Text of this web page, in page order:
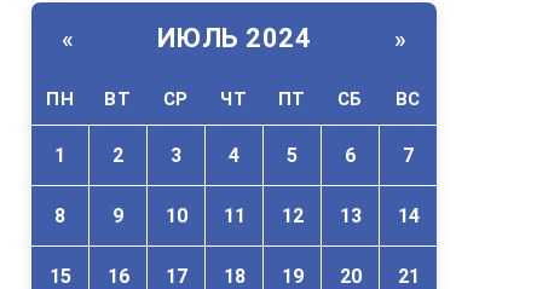
« ИЮЛЬ 2024 »
ПН ВТ СР ЧТ ПТ СБ ВС
1 2 3 4 5 6 7
8 9 10 11 12 13 14
15 16 17 18 19 20 21